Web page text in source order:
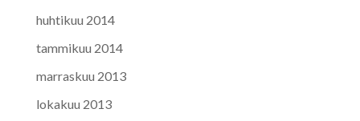
huhtikuu 2014
tammikuu 2014
marraskuu 2013
lokakuu 2013